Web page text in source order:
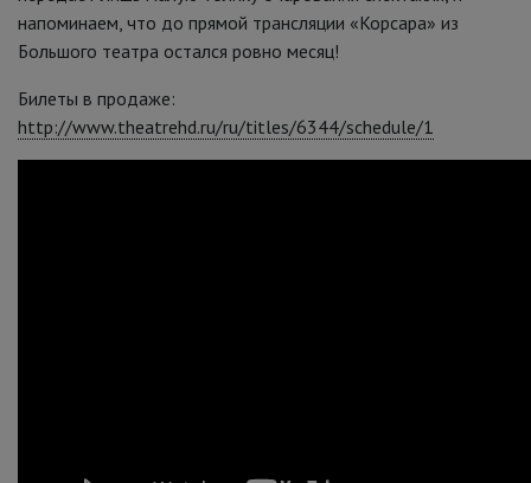
напоминаем, что до прямой трансляции «Корсара» из
Большого театра остался ровно месяц!
Билеты в продаже:
http://www.theatrehd.ru/ru/titles/6344/schedule/1